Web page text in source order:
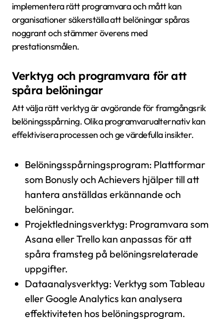
implementera rätt programvara och mått kan
organisationer säkerställa att belöningar spåras
noggrant och stämmer överens med
prestationsmålen.
Verktyg och programvara för att
spåra belöningar
Att välja rätt verktyg är avgörande för framgångsrik
belöningsspårning. Olika programvarualternativ kan
effektivisera processen och ge värdefulla insikter.
Belöningsspårningsprogram: Plattformar
som Bonusly och Achievers hjälper till att
hantera anställdas erkännande och
belöningar.
Projektledningsverktyg: Programvara som
Asana eller Trello kan anpassas för att
spåra framsteg på belöningsrelaterade
uppgifter.
Dataanalysverktyg: Verktyg som Tableau
eller Google Analytics kan analysera
effektiviteten hos belöningsprogram.